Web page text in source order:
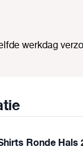
werkdag
Ronde